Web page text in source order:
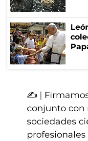
✍️ |
conjunto con
sociedades